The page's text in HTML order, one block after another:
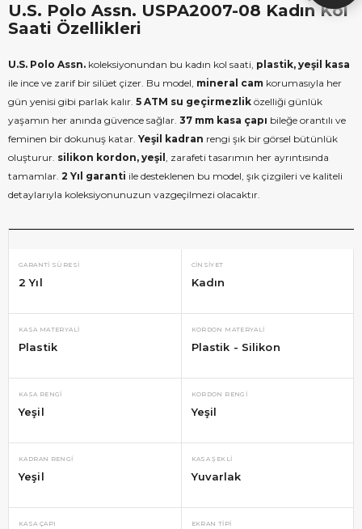
U.S. Polo Assn. USPA2007-08 Kadın Kol
Saati Özellikleri
U.S. Polo Assn. koleksiyonundan bu kadın kol saati, plastik, yeşil kasa
ile ince ve zarif bir silüet çizer. Bu model, mineral cam korumasıyla her
gün yenisi gibi parlak kalır. 5 ATM su geçirmezlik özelliği günlük
yaşamın her anında güvence sağlar. 37 mm kasa çapı bileğe orantılı ve
feminen bir dokunuş katar. Yeşil kadran rengi şık bir görsel bütünlük
oluşturur. silikon kordon, yeşil , zarafeti tasarımın her ayrıntısında
tamamlar. 2 Yıl garanti ile desteklenen bu model, şık çizgileri ve kaliteli
detaylarıyla koleksiyonunuzun vazgeçilmezi olacaktır.
GARANTI SÜRESI
2 Yıl
CINSIYET
Kadın
KASA MATERYALI
Plastik
KORDON MATERYALI
Plastik - Silikon
KASA RENGI
Yeşil
KORDON RENGI
Yeşil
KADRAN RENGI
Yeşil
KASA ŞEKLI
Yuvarlak
KASA ÇAPI EKRAN TIPI